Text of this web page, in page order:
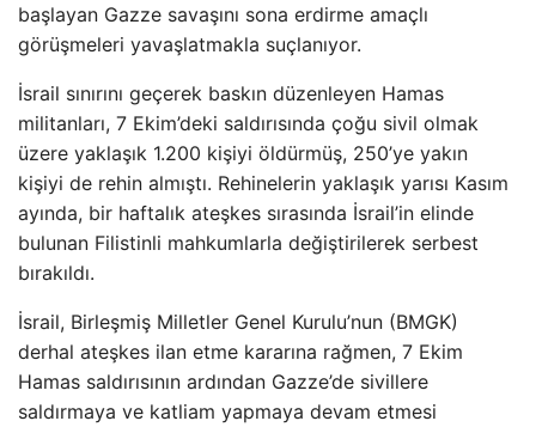
başlayan Gazze savaşını sona erdirme amaçlı
görüşmeleri yavaşlatmakla suçlanıyor.
İsrail sınırını geçerek baskın düzenleyen Hamas
militanları, 7 Ekim’deki saldırısında çoğu sivil olmak
üzere yaklaşık 1.200 kişiyi öldürmüş, 250’ye yakın
kişiyi de rehin almıştı. Rehinelerin yaklaşık yarısı Kasım
ayında, bir haftalık ateşkes sırasında İsrail’in elinde
bulunan Filistinli mahkumlarla değiştirilerek serbest
bırakıldı.
İsrail, Birleşmiş Milletler Genel Kurulu’nun (BMGK)
derhal ateşkes ilan etme kararına rağmen, 7 Ekim
Hamas saldırısının ardından Gazze’de sivillere
saldırmaya ve katliam yapmaya devam etmesi